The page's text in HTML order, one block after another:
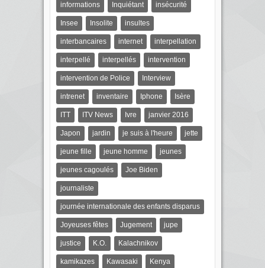
informations Inquiétant insécurité
Insee Insolite insultes
interbancaires internet interpellation
interpellé interpellés intervention
intervention de Police Interview
intrenet inventaire Iphone Isère
ITT ITV News Ivre janvier 2016
Japon jardin je suis à l'heure jette
jeune fille jeune homme jeunes
jeunes cagoulés Joe Biden
journaliste
journée internationale des enfants disparus
Joyeuses fêtes Jugement jupe
justice K.O. Kalachnikov
kamikazes Kawasaki Kenya